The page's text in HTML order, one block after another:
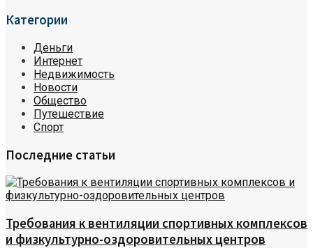
Категории
Деньги
Интернет
Недвижимость
Новости
Общество
Путешествие
Спорт
Последние статьи
Требования к вентиляции спортивных комплексов
и физкультурно-оздоровительных центров